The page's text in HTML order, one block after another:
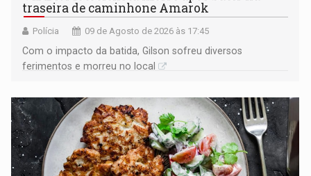
traseira de caminhone Amarok
Polícia 09 de Agosto de 2026 às 17:45
​Com o impacto da batida, Gilson sofreu diversos
ferimentos e morreu no local